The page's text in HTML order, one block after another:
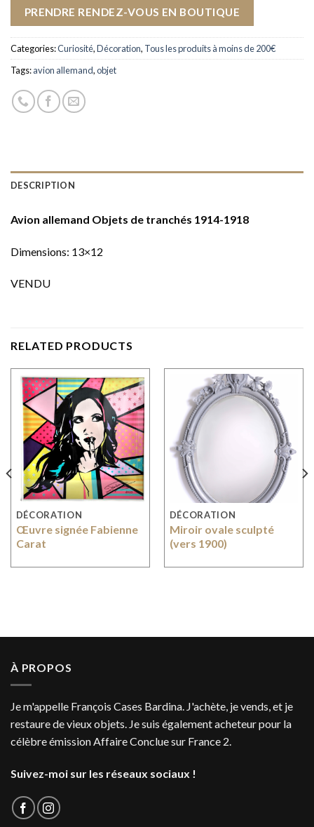
PRENDRE RENDEZ-VOUS EN BOUTIQUE
Categories:Curiosité,Décoration, Tous les produits à moins de 200€
Tags:avion allemand,objet
DESCRIPTION
Avion allemand Objets de tranchés 1914-1918
Dimensions: 13×12
VENDU
RELATED PRODUCTS
DÉCORATION
Œuvre signée Fabienne
Carat
DÉCORATION
Miroir ovale sculpté
(vers 1900)
À PROPOS
Je m'appelle François Cases Bardina. J'achète, je vends, et je
restaure de vieux objets. Je suis également acheteur pour la
célèbre émission Affaire Conclue sur France 2.
Suivez-moi sur les réseaux sociaux !